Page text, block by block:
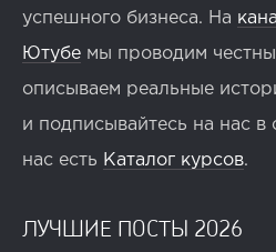
успешного бизнеса. На
Ютубе мы проводим
описываем реальные
и подписывайтесь на нас в
нас есть Каталог курсов.
ЛУЧШИЕ ПОСТЫ 2026